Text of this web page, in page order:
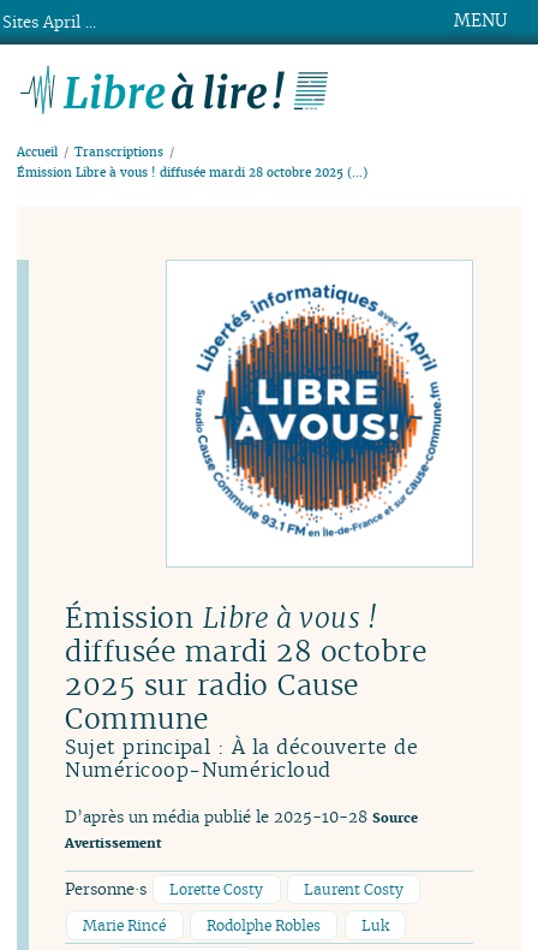
MENU
Accueil
Transcriptions
Émission Libre à vous ! diffusée mardi 28 octobre 2025 (…)
Émission Libre à vous !
diffusée mardi 28 octobre
2025 sur radio Cause
Commune
Sujet principal : À la découverte de
Numéricoop-Numéricloud
D’après un média publié le 2025-10-28 Source
Avertissement
Personne·s Lorette Costy
Laurent Costy
Marie Rincé
Rodolphe Robles Luk
Sites April ...